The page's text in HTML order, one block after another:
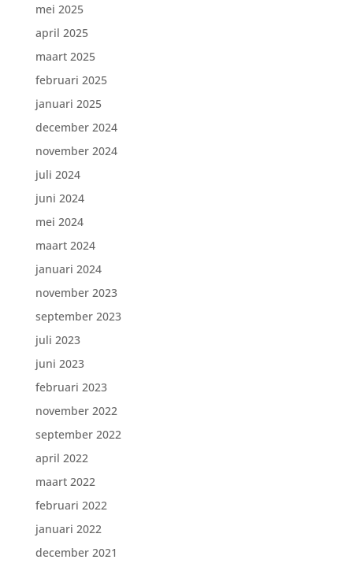
mei 2025
april 2025
maart 2025
februari 2025
januari 2025
december 2024
november 2024
juli 2024
juni 2024
mei 2024
maart 2024
januari 2024
november 2023
september 2023
juli 2023
juni 2023
februari 2023
november 2022
september 2022
april 2022
maart 2022
februari 2022
januari 2022
december 2021